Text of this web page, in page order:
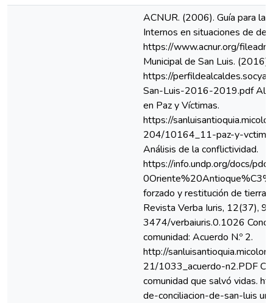
ACNUR. (2006). Guía para la
Internos en situaciones de
https://www.acnur.org/
Municipal de San Luis.
https://
San-Luis-2016-2019.pdf
en Paz y Víctimas.
https://
204/10164_11-paz-y-
Análisis de la conflictividad.
https://info.undp.org/docs/
forzado y restitución de
Revista Verba Iuris, 12(37),
3474/verbaiuris.0.1026
comunidad: Acuerdo N.º 2.
http://
21/1033_acuerdo-n2.PDF
comunidad que salvó vidas.
de-conciliacion-de-san-luis